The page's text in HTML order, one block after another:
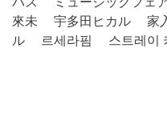
來未
宇多田ヒカル 家
ル
르세라핌 스트레이